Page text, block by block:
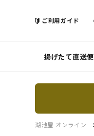
ご利用ガイド
揚げたて直送便
湖池屋 オンライン